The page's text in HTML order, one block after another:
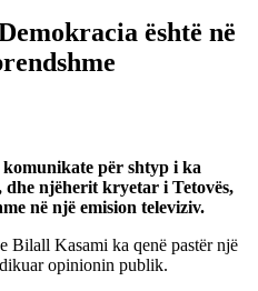
është në
për shtyp i ka
dhe njëherit kryetar i Tetovës,
në një emision televiziv.
Bilall Kasami ka qenë pastër një
opinionin publik.